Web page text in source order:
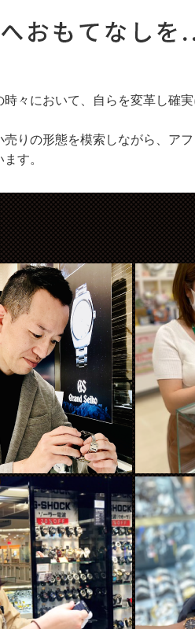
時々において、自らを変革し確
りの形態を模索しながら、ア
す。